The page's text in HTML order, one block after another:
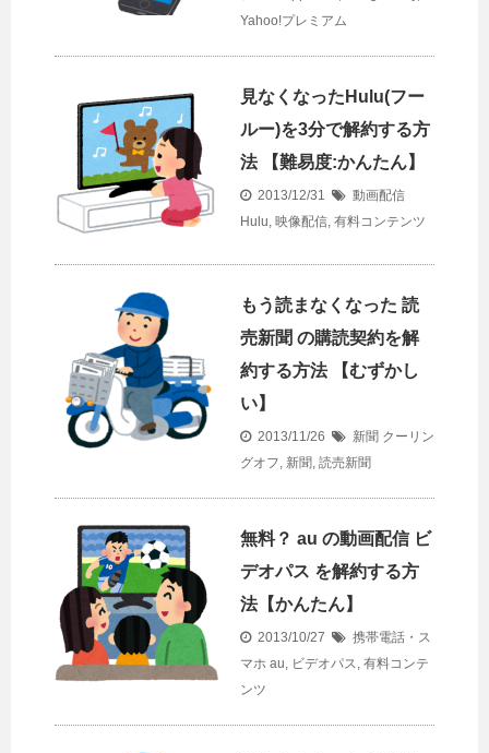
Yahoo!プレミアム
見なくなったHulu(フー
ルー)を3分で解約する方
法 【難易度:かんたん】
2013/12/31
動画配信
Hulu, 映像配信, 有料コンテンツ
もう読まなくなった 読
売新聞 の購読契約を解
約する方法 【むずかし
い】
2013/11/26 新聞 クーリン
グオフ, 新聞, 読売新聞
無料？ au の動画配信 ビ
デオパス を解約する方
法【かんたん】
2013/10/27
携帯電話・ス
マホ au, ビデオパス, 有料コンテ
ンツ